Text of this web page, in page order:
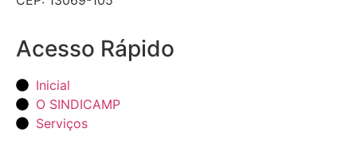
Acesso Rápido
Inicial
O SINDICAMP
Serviços